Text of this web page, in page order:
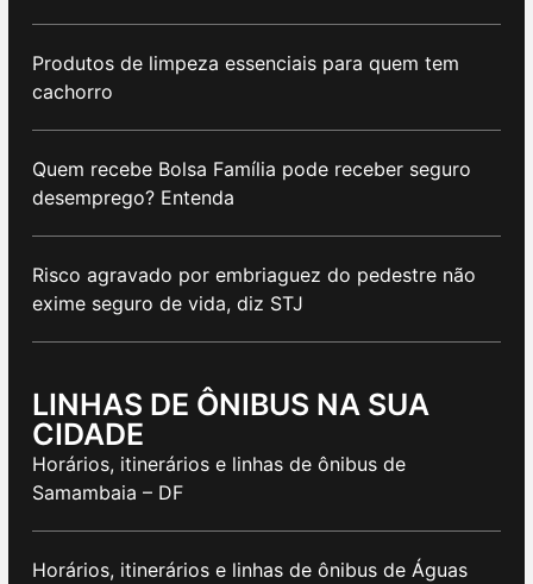
Produtos de limpeza essenciais para quem tem
cachorro
Quem recebe Bolsa Família pode receber seguro
desemprego? Entenda
Risco agravado por embriaguez do pedestre não
exime seguro de vida, diz STJ
LINHAS DE ÔNIBUS NA SUA
CIDADE
Horários, itinerários e linhas de ônibus de
Samambaia – DF
Horários, itinerários e linhas de ônibus de Águas